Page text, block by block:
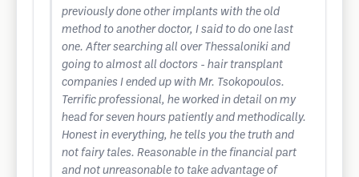
previously done other implants with the old
method to another doctor, I said to do one last
one. After searching all over Thessaloniki and
going to almost all doctors - hair transplant
companies I ended up with Mr. Tsokopoulos.
Terrific professional, he worked in detail on my
head for seven hours patiently and methodically.
Honest in everything, he tells you the truth and
not fairy tales. Reasonable in the financial part
and not unreasonable to take advantage of